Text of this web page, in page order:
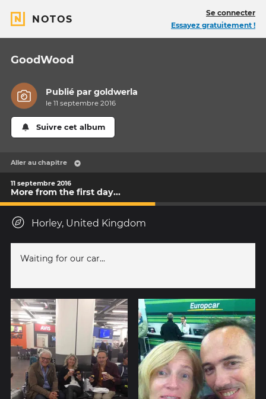
NOTOS
Se connecter
Essayez gratuitement !
GoodWood
Publié pargoldwerla
le 11 septembre 2016
Suivre cet album
Aller au chapitre
11 septembre 2016
More from the first day...
Horley, United Kingdom
Waiting for our car...